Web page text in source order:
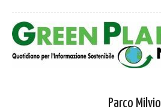
Parco Milvio